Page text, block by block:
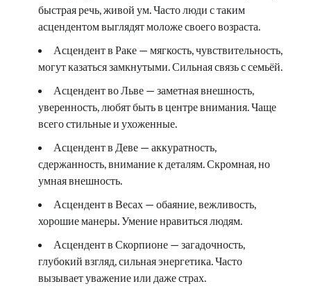
быстрая речь, живой ум. Часто люди с таким
асцендентом выглядят моложе своего возраста.
Асцендент в Раке — мягкость, чувствительность,
могут казаться замкнутыми. Сильная связь с семьёй.
Асцендент во Льве — заметная внешность,
уверенность, любят быть в центре внимания. Чаще
всего стильные и ухоженные.
Асцендент в Деве — аккуратность,
сдержанность, внимание к деталям. Скромная, но
умная внешность.
Асцендент в Весах — обаяние, вежливость,
хорошие манеры. Умение нравиться людям.
Асцендент в Скорпионе — загадочность,
глубокий взгляд, сильная энергетика. Часто
вызывает уважение или даже страх.